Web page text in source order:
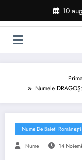
conținut
10
Numele
Nume De Baieti Românești
Nume 14